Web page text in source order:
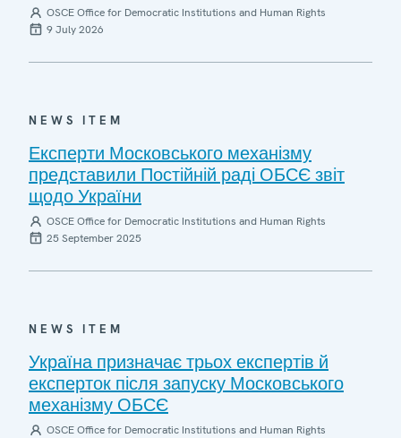
OSCE Office for Democratic Institutions and Human Rights
9 July 2026
NEWS ITEM
Експерти Московського механізму
представили Постійній раді ОБСЄ звіт
щодо України
OSCE Office for Democratic Institutions and Human Rights
25 September 2025
NEWS ITEM
Україна призначає трьох експертів й
експерток після запуску Московського
механізму ОБСЄ
OSCE Office for Democratic Institutions and Human Rights